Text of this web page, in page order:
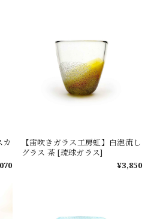
カ
【宙吹きガラス工房虹】白泡流し
グラス 茶 [琉球ガラス]
¥3,850